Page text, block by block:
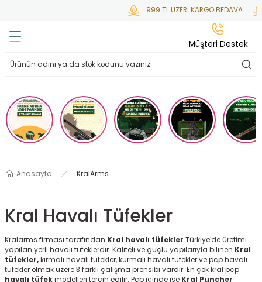
999 TL ÜZERİ KARGO BEDAVA
Tabure
Anasayfa KralArms
Kral Havalı Tüfekler
Kralarms firması tarafından Kral havalı tüfekler Türkiye'de üretimi
yapılan yerli havalı tüfeklerdir. Kaliteli ve güçlü yapılarıyla bilinen Kral
tüfekler,kırmalı havalı tüfekler, kurmalı havalı tüfekler ve pcp havalı
tüfekler olmak üzere 3 farklı çalışma prensibi vardır. En çok kral pcp
havalı tüfekmodelleri tercih edilir. Pcp içinde ise Kral Puncher